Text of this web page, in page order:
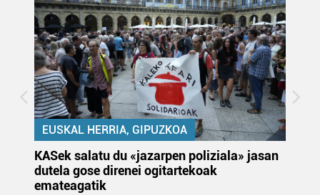
EUSKAL HERRIA, GIPUZKOA
KASek salatu du «jazarpen poliziala» jasan
dutela gose direnei ogitartekoak
emateagatik